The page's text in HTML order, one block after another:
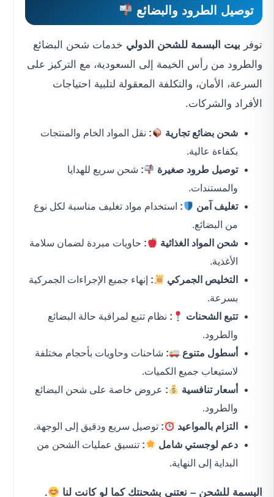
توصيل الطرود والبضائع
توفر بيت البسمة للشحن الدولي خدمات شحن البضائع
والطرود من رأس الخيمة إلى السعودية، مع التركيز على
السرعة، الأمان، والتكلفة المعقولة لتلبية احتياجات
الأفراد والشركات.
شحن بضائع تجارية : نقل المواد الخام والمنتجات
بكفاءة عالية.
توصيل طرود صغيرة
: شحن سريع للهدايا
والمستندات.
تغليف آمن
: استخدام مواد تغليف مناسبة لكل نوع
من البضائع.
شحن المواد الغذائية
: حاويات مبردة لضمان سلامة
الأغذية.
التخليص الجمركي
: إنهاء جميع الإجراءات الجمركية
بسرعة.
تتبع الشحنات
: نظام تتبع لمراقبة حالة البضائع
والطرود.
أسطول متنوع
: شاحنات وحاويات بأحجام مختلفة
لاستيعاب جميع الكميات.
أسعار تنافسية
: عروض خاصة على شحن البضائع
والطرود.
التزام بالمواعيد
: توصيل سريع ودقيق إلى الوجهة.
دعم لوجستي شامل
: تنسيق عمليات الشحن من
البداية إلى النهاية.
البسمة للشحن – نعتني بشحنتك كما لو كانت لنا .